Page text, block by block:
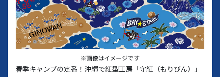
※画像はイメージです
春季キャンプの定番！沖縄で紅型工房「守紅（もりびん）」